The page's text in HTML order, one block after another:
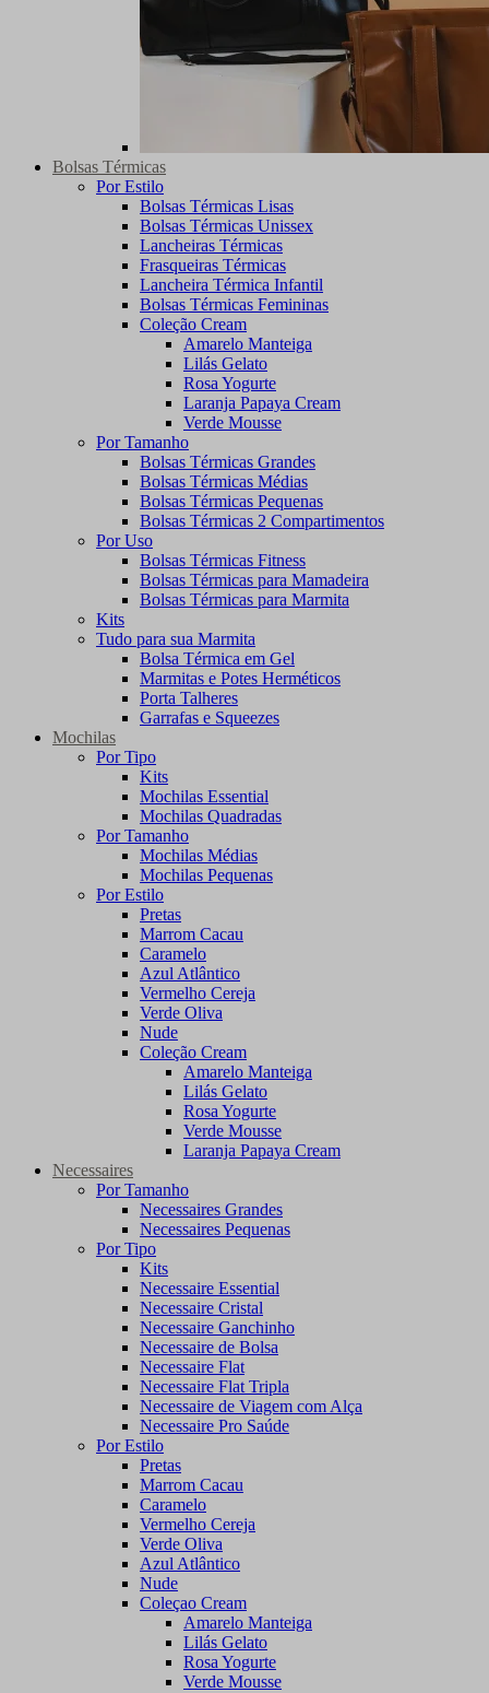
Bolsas Térmicas
Por Estilo
Bolsas Térmicas Lisas
Bolsas Térmicas Unissex
Lancheiras Térmicas
Frasqueiras Térmicas
Lancheira Térmica Infantil
Bolsas Térmicas Femininas
Coleção Cream
Amarelo Manteiga
Lilás Gelato
Rosa Yogurte
Laranja Papaya Cream
Verde Mousse
Por Tamanho
Bolsas Térmicas Grandes
Bolsas Térmicas Médias
Bolsas Térmicas Pequenas
Bolsas Térmicas 2 Compartimentos
Por Uso
Bolsas Térmicas Fitness
Bolsas Térmicas para Mamadeira
Bolsas Térmicas para Marmita
Kits
Tudo para sua Marmita
Bolsa Térmica em Gel
Marmitas e Potes Herméticos
Porta Talheres
Garrafas e Squeezes
Mochilas
Por Tipo
Kits
Mochilas Essential
Mochilas Quadradas
Por Tamanho
Mochilas Médias
Mochilas Pequenas
Por Estilo
Pretas
Marrom Cacau
Caramelo
Azul Atlântico
Vermelho Cereja
Verde Oliva
Nude
Coleção Cream
Amarelo Manteiga
Lilás Gelato
Rosa Yogurte
Verde Mousse
Laranja Papaya Cream
Necessaires
Por Tamanho
Necessaires Grandes
Necessaires Pequenas
Por Tipo
Kits
Necessaire Essential
Necessaire Cristal
Necessaire Ganchinho
Necessaire de Bolsa
Necessaire Flat
Necessaire Flat Tripla
Necessaire de Viagem com Alça
Necessaire Pro Saúde
Por Estilo
Pretas
Marrom Cacau
Caramelo
Vermelho Cereja
Verde Oliva
Azul Atlântico
Nude
Coleçao Cream
Amarelo Manteiga
Lilás Gelato
Rosa Yogurte
Verde Mousse